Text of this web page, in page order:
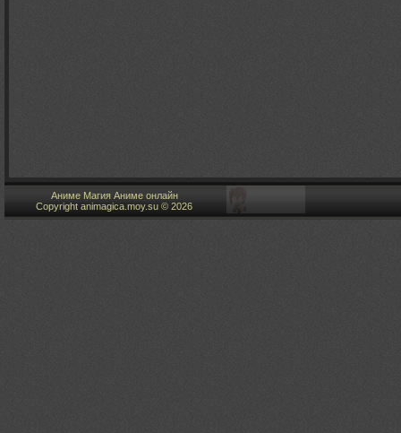
Аниме Магия Аниме онлайн
Copyright animagica.moy.su © 2026